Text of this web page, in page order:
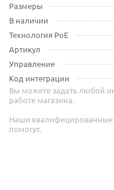
Размеры
В наличии
Технология PoE
Артикул
Управление
Код интеграции
Вы можете задать любой
работе магазина.
Наши квалифицированные
помогут.